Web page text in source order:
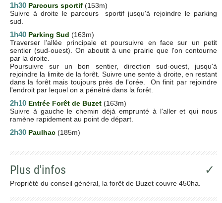
1h30 Parcours sportif (153m)
Suivre à droite le parcours sportif jusqu'à rejoindre le parking
sud.
1h40 Parking Sud (163m)
Traverser l'allée principale et poursuivre en face sur un petit
sentier (sud-ouest). On aboutit à une prairie que l'on contourne
par la droite.
Poursuivre sur un bon sentier, direction sud-ouest, jusqu'à
rejoindre la limite de la forêt. Suivre une sente à droite, en restant
dans la forêt mais toujours près de l'orée. On finit par rejoindre
l'endroit par lequel on a pénétré dans la forêt.
2h10 Entrée Forêt de Buzet (163m)
Suivre à gauche le chemin déjà emprunté à l'aller et qui nous
ramène rapidement au point de départ.
2h30 Paulhac (185m)
Plus d'infos ✓
Propriété du conseil général, la forêt de Buzet couvre 450ha.